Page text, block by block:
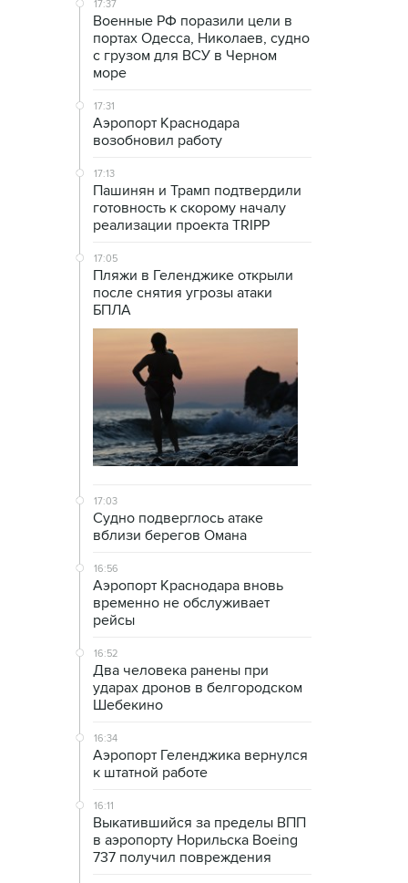
17:37
Военные РФ поразили цели в
портах Одесса, Николаев, судно
с грузом для ВСУ в Черном
море
17:31
Аэропорт Краснодара
возобновил работу
17:13
Пашинян и Трамп подтвердили
готовность к скорому началу
реализации проекта TRIPP
17:05
Пляжи в Геленджике открыли
после снятия угрозы атаки
БПЛА
17:03
Судно подверглось атаке
вблизи берегов Омана
16:56
Аэропорт Краснодара вновь
временно не обслуживает
рейсы
16:52
Два человека ранены при
ударах дронов в белгородском
Шебекино
16:34
Аэропорт Геленджика вернулся
к штатной работе
16:11
Выкатившийся за пределы ВПП
в аэропорту Норильска Boeing
737 получил повреждения